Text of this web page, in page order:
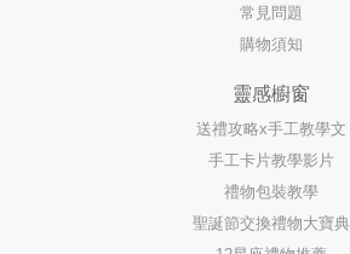
常見問題
購物須知
靈感櫥窗
送禮攻略x手工教學文
手工卡片教學影片
禮物包裝教學
聖誕節交換禮物大寶典